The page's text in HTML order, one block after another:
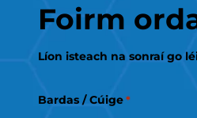
Foirm
Líon isteach na sonraí go
Bardas / Cúige *